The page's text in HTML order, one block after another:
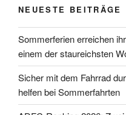
NEUESTE BEITRÄGE
Sommerferien erreichen
einem der staureichsten
Sicher mit dem Fahrrad
helfen bei Sommerfahrten